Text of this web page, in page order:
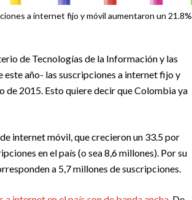
a internet fijo y móvil aumentaron un 21.8%
de Tecnologías de la Información y las
año- las suscripciones a internet fijo y
2015. Esto quiere decir que Colombia ya
internet móvil, que crecieron un 33.5 por
en el país (o sea 8,6 millones). Por su
a 5,7 millones de suscripciones.